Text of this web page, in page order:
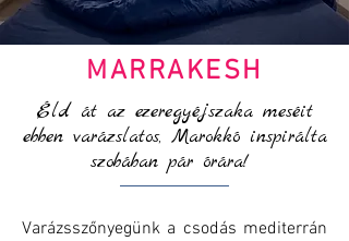
MARRAKESH
Éld át az ezeregyéjszaka meséit
ebben varázslatos, Marokkó inspirálta
szobában pár órára!
Varázsszőnyegünk a csodás mediterrán